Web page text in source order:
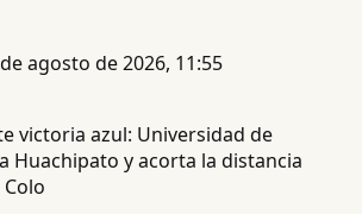
agosto de 2026, 11:55